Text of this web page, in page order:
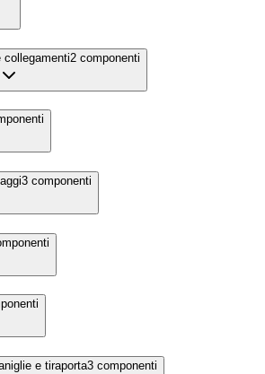
collegamenti2 componenti
3 componenti
e tiraporta3 componenti